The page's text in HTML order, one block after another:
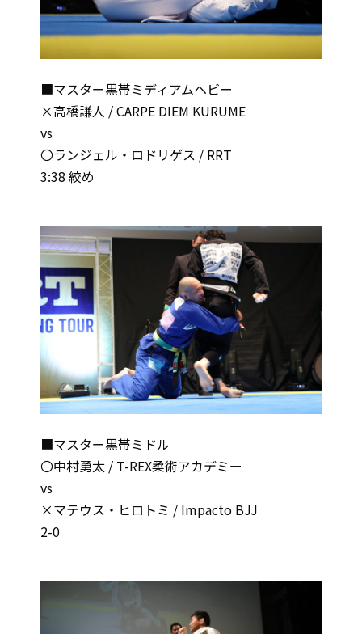
■マスター黒帯ミディアムヘビー
×高橋謙人 / CARPE DIEM KURUME
vs
〇ランジェル・ロドリゲス / RRT
3:38 絞め
■マスター黒帯ミドル
〇中村勇太 / T-REX柔術アカデミー
vs
×マテウス・ヒロトミ / Impacto BJJ
2-0